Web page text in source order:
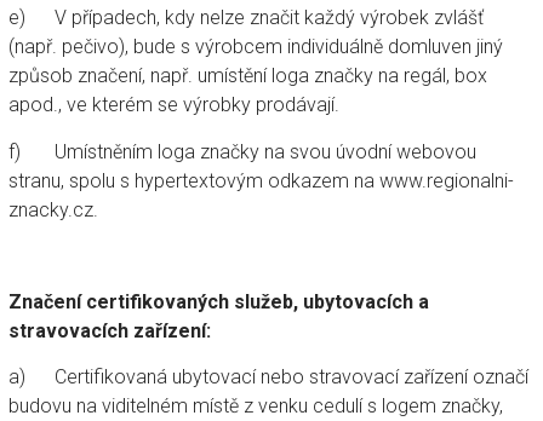
e) V případech, kdy nelze značit každý výrobek zvlášť
(např. pečivo), bude s výrobcem individuálně domluven jiný
způsob značení, např. umístění loga značky na regál, box
apod., ve kterém se výrobky prodávají.
f) Umístněním loga značky na svou úvodní webovou
stranu, spolu s hypertextovým odkazem na www.regionalni-
znacky.cz.
Značení certifikovaných služeb, ubytovacích a
stravovacích zařízení:
a) Certifikovaná ubytovací nebo stravovací zařízení označí
budovu na viditelném místě z venku cedulí s logem značky,